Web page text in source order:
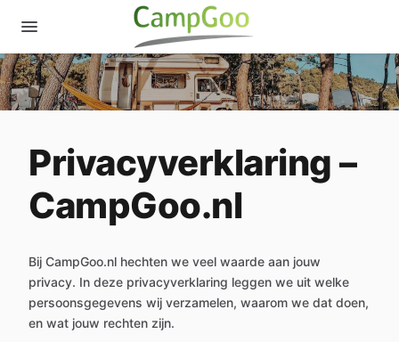
Privacyverklaring –
CampGoo.nl
Bij CampGoo.nl hechten we veel waarde aan jouw
privacy. In deze privacyverklaring leggen we uit welke
persoonsgegevens wij verzamelen, waarom we dat doen,
en wat jouw rechten zijn.